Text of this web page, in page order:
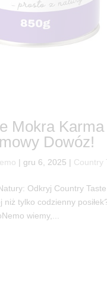
Mokra
Dowóz!
| gru 6, 2025 | Country
Odkryj Country
niż tylko codzienny
wiemy,...